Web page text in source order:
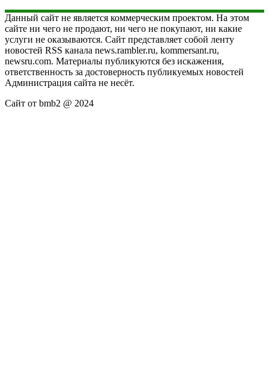
Данный сайт не является коммерческим проектом. На этом
сайте ни чего не продают, ни чего не покупают, ни какие
услуги не оказываются. Сайт представляет собой ленту
новостей RSS канала news.rambler.ru, kommersant.ru,
newsru.com. Материалы публикуются без искажения,
ответственность за достоверность публикуемых новостей
Администрация сайта не несёт.
Сайт от bmb2 @ 2024